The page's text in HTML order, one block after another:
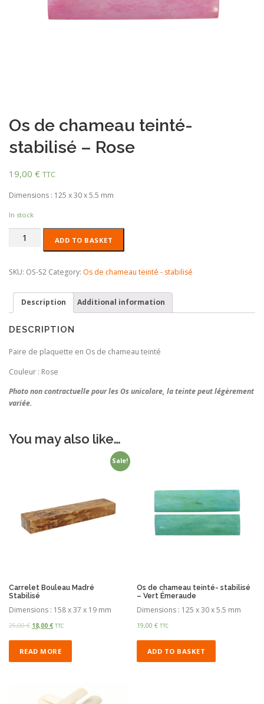
Os de chameau teinté-
stabilisé – Rose
19,00 € TTC
Dimensions : 125 x 30 x 5.5 mm
In stock
teinté-
Rose
quantity
ADD TO BASKET
SKU: OS-S2 Category: Os de chameau teinté - stabilisé
Description Additional information
DESCRIPTION
Paire de plaquette en Os de chameau teinté
Couleur : Rose
Photo non contractuelle pour les Os unicolore, la teinte peut légèrement
variée.
You may also like…
Sale!
Carrelet Bouleau Madré
Stabilisé
Dimensions : 158 x 37 x 19 mm
25,00€ 18,00 € TTC
READ MORE
Os de chameau teinté- stabilisé
– Vert Émeraude
Dimensions : 125 x 30 x 5.5 mm
19,00€ TTC
ADD TO BASKET